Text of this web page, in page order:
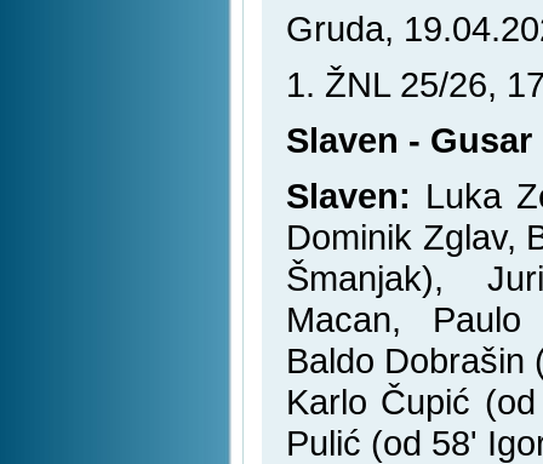
Gruda,
1. ŽNL 25/26,
Slaven - Gusar
Slaven: Luka
Dominik Zglav,
Šmanjak),
Macan,
Baldo Dobrašin
Karlo Čupić
Pulić (od 58'